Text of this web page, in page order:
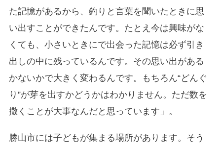
た記憶があるから、釣りと言葉を聞いたときに思
い出すことができたんです。たとえ今は興味がな
くても、小さいときにで出会った記憶は必ず引き
出しの中に残っているんです。その思い出がある
かないかで大きく変わるんです。もちろん“どんぐ
り”が芽を出すかどうかはわかりません。ただ数を
撒くことが大事なんだと思っています」。
勝山市には子どもが集まる場所があります。そう